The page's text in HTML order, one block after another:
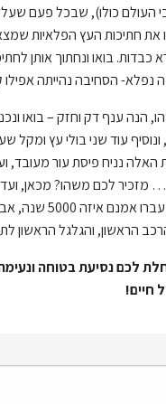
העולם כולו), שבכל פעם
את חתיכות העץ הפלאיות
כבדות. בואו ונחתוך אותן
נפלא- הסחיבה נהייתה אפילו
הנה ענף דק וחזק – בואו
ונוסיף עוד שני בולי עץ ומקל
האלה נניח פיסת עור מעובד,
מזכיר לכם משהו? מכאן,
לתוך המכונה הזו
לכם נסיעת בטוחה
חיים!